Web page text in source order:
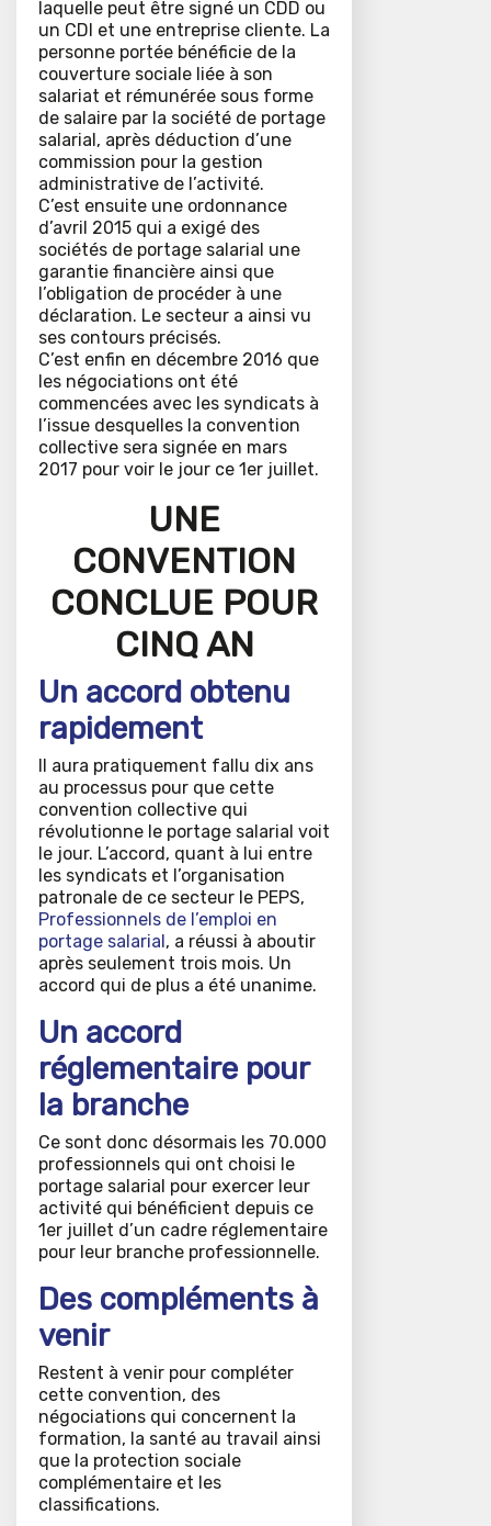
laquelle peut être signé un CDD ou
un CDI et une entreprise cliente. La
personne portée bénéficie de la
couverture sociale liée à son
salariat et rémunérée sous forme
de salaire par la société de portage
salarial, après déduction d’une
commission pour la gestion
administrative de l’activité.
C’est ensuite une ordonnance
d’avril 2015 qui a exigé des
sociétés de portage salarial une
garantie financière ainsi que
l’obligation de procéder à une
déclaration. Le secteur a ainsi vu
ses contours précisés.
C’est enfin en décembre 2016 que
les négociations ont été
commencées avec les syndicats à
l’issue desquelles la convention
collective sera signée en mars
2017 pour voir le jour ce 1er juillet.
UNE
CONVENTION
CONCLUE POUR
CINQ AN
Un accord obtenu
rapidement
Il aura pratiquement fallu dix ans
au processus pour que cette
convention collective qui
révolutionne le portage salarial voit
le jour. L’accord, quant à lui entre
les syndicats et l’organisation
patronale de ce secteur le PEPS,
Professionnels de l’emploi en
portage salarial, a réussi à aboutir
après seulement trois mois. Un
accord qui de plus a été unanime.
Un accord
réglementaire pour
la branche
Ce sont donc désormais les 70.000
professionnels qui ont choisi le
portage salarial pour exercer leur
activité qui bénéficient depuis ce
1er juillet d’un cadre réglementaire
pour leur branche professionnelle.
Des compléments à
venir
Restent à venir pour compléter
cette convention, des
négociations qui concernent la
formation, la santé au travail ainsi
que la protection sociale
complémentaire et les
classifications.